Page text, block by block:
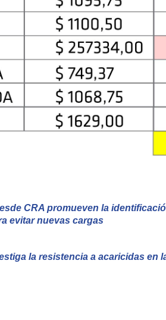
CRA promueven la
evitar nuevas cargas
la resistencia a acaricidas en